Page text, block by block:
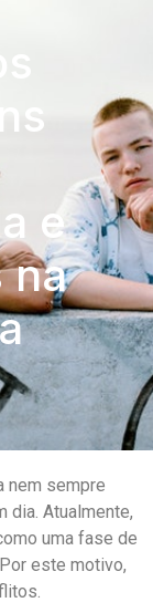
e
na
nem sempre
dia. Atualmente,
uma fase de
este motivo,